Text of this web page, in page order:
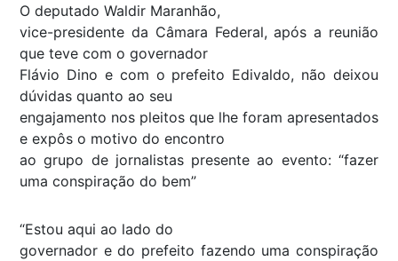
O deputado Waldir Maranhão,
vice-presidente da Câmara Federal, após a reunião
que teve com o governador
Flávio Dino e com o prefeito Edivaldo, não deixou
dúvidas quanto ao seu
engajamento nos pleitos que lhe foram apresentados
e expôs o motivo do encontro
ao grupo de jornalistas presente ao evento: “fazer
uma conspiração do bem”
“Estou aqui ao lado do
governador e do prefeito fazendo uma conspiração